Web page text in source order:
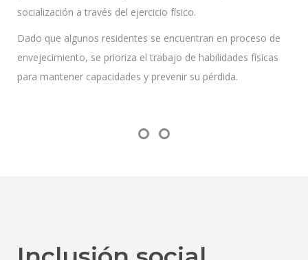
socialización a través del ejercicio físico.
Dado que algunos residentes se encuentran en proceso de
envejecimiento, se prioriza el trabajo de habilidades físicas
para mantener capacidades y prevenir su pérdida.